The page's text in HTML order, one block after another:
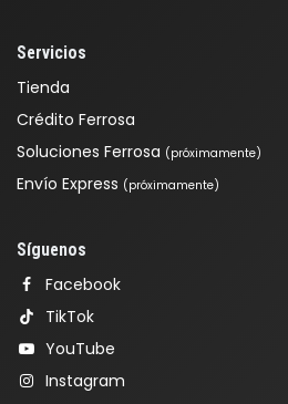
Servicios
Tienda
Crédito Ferrosa
Soluciones Ferrosa (próximamente)
Envío Express (próximamente)
Síguenos
Facebook
TikTok
YouTube
Instagram